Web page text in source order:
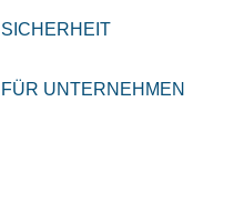
SICHERHEIT
FÜR UNTERNEHMEN